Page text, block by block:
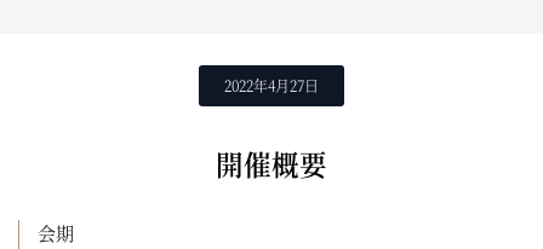
2022年4月27日
開催概要
会期